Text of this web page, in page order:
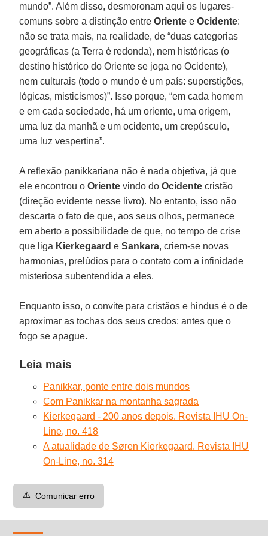
mundo”. Além disso, desmoronam aqui os lugares-
comuns sobre a distinção entreOriente eOcidente:
não se trata mais, na realidade, de “duas categorias
geográficas (a Terra é redonda), nem históricas (o
destino histórico do Oriente se joga no Ocidente),
nem culturais (todo o mundo é um país: superstições,
lógicas, misticismos)”. Isso porque, “em cada homem
e em cada sociedade, há um oriente, uma origem,
uma luz da manhã e um ocidente, um crepúsculo,
uma luz vespertina”.
A reflexão panikkariana não é nada objetiva, já que
ele encontrou oOriente vindo doOcidente cristão
(direção evidente nesse livro). No entanto, isso não
descarta o fato de que, aos seus olhos, permanece
em aberto a possibilidade de que, no tempo de crise
que liga Kierkegaard eSankara, criem-se novas
harmonias, prelúdios para o contato com a infinidade
misteriosa subentendida a eles.
Enquanto isso, o convite para cristãos e hindus é o de
aproximar as tochas dos seus credos: antes que o
fogo se apague.
Leia mais
Panikkar, ponte entre dois mundos
Com Panikkar na montanha sagrada
Kierkegaard - 200 anos depois. Revista IHU On-
Line, no. 418
A atualidade de Søren Kierkegaard. Revista IHU
On-Line, no. 314
⚠️ Comunicar erro